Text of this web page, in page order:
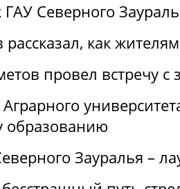
Северного
как
провел встречу
образованию
Зауралья –